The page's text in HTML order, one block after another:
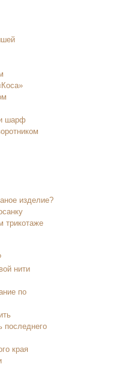
шарф
изделие?
трикотаже
нити
по
последнего
края